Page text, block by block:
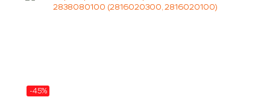
-45%